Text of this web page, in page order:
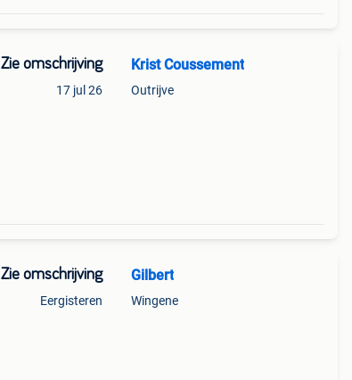
Zie omschrijving
17 jul 26
Krist Coussement
Outrijve
Zie omschrijving
Eergisteren
Gilbert
Wingene